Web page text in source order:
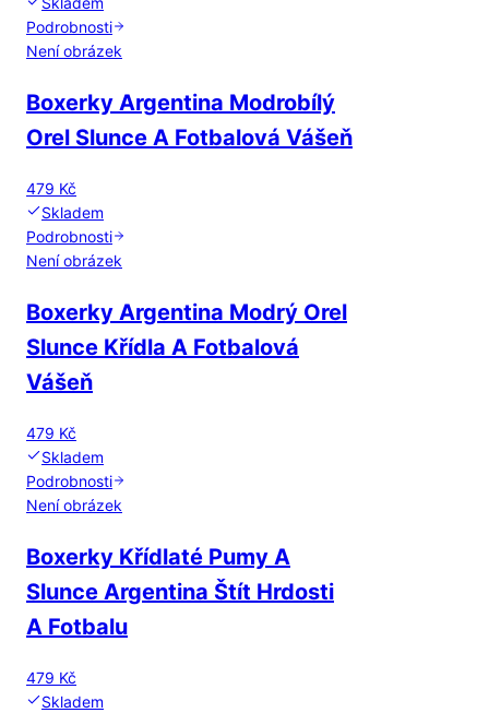
Podrobnosti
Není obrázek
Boxerky Argentina Modrobílý
Orel Slunce A Fotbalová Vášeň
479 Kč
Skladem
Podrobnosti
Není obrázek
Boxerky Argentina Modrý Orel
Slunce Křídla A Fotbalová
Vášeň
479 Kč
Skladem
Podrobnosti
Není obrázek
Boxerky Křídlaté Pumy A
Slunce Argentina Štít Hrdosti
A Fotbalu
479 Kč
Skladem